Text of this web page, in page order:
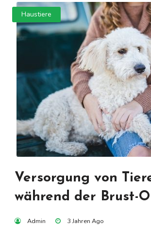
Haustiere
Versorgung von
während der Brust-
Admin 3 Jahren Ago